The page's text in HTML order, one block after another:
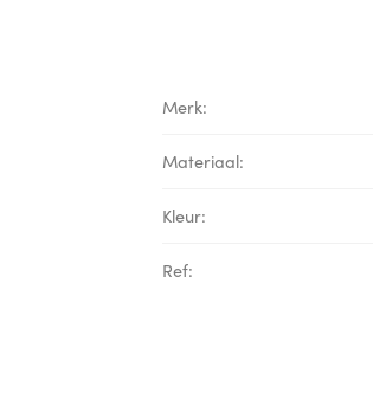
Merk:
Materiaal:
Kleur:
Ref: